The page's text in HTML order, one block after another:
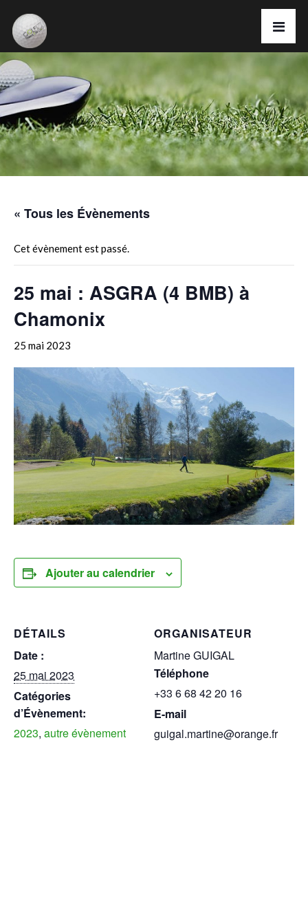
« Tous les Évènements
Cet évènement est passé.
25 mai : ASGRA (4 BMB) à
Chamonix
25 mai 2023
Ajouter au calendrier
DÉTAILS
Date :
25 mai 2023
Catégories
d’Évènement:
2023, autre évènement
ORGANISATEUR
Martine GUIGAL
Téléphone
+33 6 68 42 20 16
E-mail
guigal.martine@orange.fr